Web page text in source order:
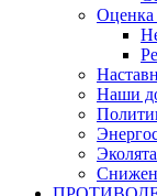
Оценка
Наши